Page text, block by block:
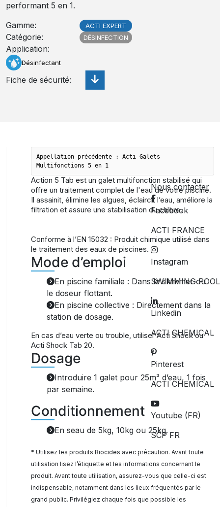
performant 5 en 1.
Gamme: ACTI EXPERT
Catégorie: DÉSINFECTION
Application:
Désinfectant
Fiche de sécurité:
Appellation précédente : Acti Galets
Multifonctions 5 en 1
Action 5 Tab est un galet multifonction stabilisé qui
offre un traitement complet de l'eau de votre piscine.
Il assainit, élimine les algues, éclaircit l’eau, améliore la
filtration et assure une stabilisation du chlore.
Conforme à l’EN 15032 : Produit chimique utilisé dans
le traitement des eaux de piscines.
Mode d’emploi
En piscine familiale : Dans le skimmer ou
le doseur flottant.
En piscine collective : Directement dans la
station de dosage.
En cas d’eau verte ou trouble, utiliser Acti Shock ou
Acti Shock Tab 20.
Dosage
Introduire 1 galet pour 25m³ d’eau, 1 fois
par semaine.
Conditionnement
En seau de 5kg, 10kg ou 25kg.
* Utilisez les produits Biocides avec précaution. Avant toute
utilisation lisez l’étiquette et les informations concernant le
produit. Avant toute utilisation, assurez-vous que celle-ci est
indispensable, notamment dans les lieux fréquentés par le
grand public. Privilégiez chaque fois que possible les
Nous contacter
Facebook
ACTI FRANCE
Instagram
SWIMMING POOL
Linkedin
ACTI CHEMICAL
Pinterest
ACTI CHEMICAL
Youtube (FR)
SCP FR